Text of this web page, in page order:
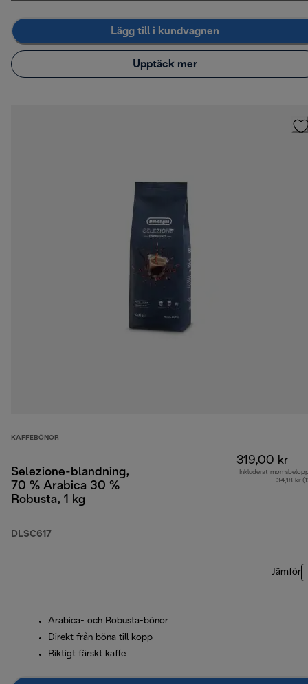
Lägg till i kundvagnen
Upptäck mer
KAFFEBÖNOR
Selezione-blandning,
70 % Arabica 30 %
Robusta, 1 kg
DLSC617
319,00 kr
Inkluderat
34,18 kr
Jämför
Arabica- och Robusta-bönor
Direkt från böna till kopp
Riktigt färskt kaffe